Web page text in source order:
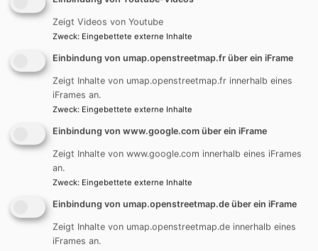
Startseite Steinheim
Steinheim - Wir stellen uns vor
Steinheim - Über die Kirchengemeinde
Steinheim - Über die
Kirchengemeinde
Zeigt Videos von Youtube
Zweck: Eingebettete externe Inhalte
Einbindung von umap.openstreetmap.fr über ein iFrame
Zeigt Inhalte von umap.openstreetmap.fr innerhalb eines
iFrames an.
Zweck: Eingebettete externe Inhalte
Einbindung von www.google.com über ein iFrame
Zeigt Inhalte von www.google.com innerhalb eines iFrames
an.
Zweck: Eingebettete externe Inhalte
Einbindung von umap.openstreetmap.de über ein iFrame
Zeigt Inhalte von umap.openstreetmap.de innerhalb eines
iFrames an.